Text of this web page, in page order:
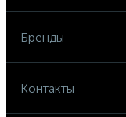
Бренды
Контакты